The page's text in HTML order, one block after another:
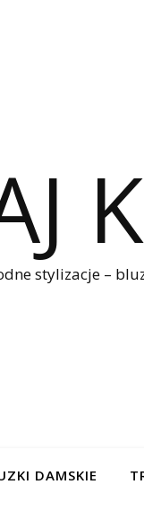
stylizacje –
DAMSKIE